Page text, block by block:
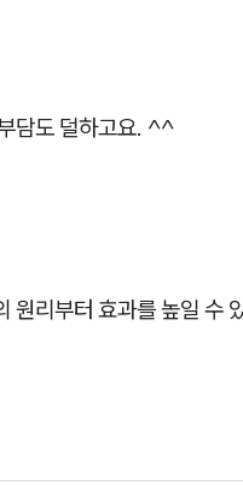
담도 덜하고요. ^^
원리부터 효과를 높일 수